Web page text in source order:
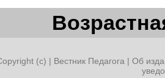
(c) | Вестник Педагога | Об